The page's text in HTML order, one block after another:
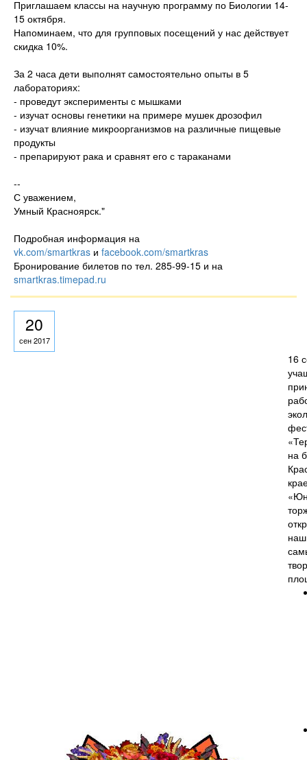
Приглашаем классы на научную программу по Биологии 14-
15 октября.
Напоминаем, что для групповых посещений у нас действует
скидка 10%.
За 2 часа дети выполнят самостоятельно опыты в 5
лабораториях:
- проведут эксперименты с мышками
- изучат основы генетики на примере мушек дрозофил
- изучат влияние микроорганизмов на различные пищевые
продукты
- препарируют рака и сравнят его с тараканами
--
С уважением,
Умный Красноярск."
Подробная информация на
vk.com/smartkras и facebook.com/smartkras
Бронирование билетов по тел. 285-99-15 и на
smartkras.timepad.ru
20
сен 2017
16
на